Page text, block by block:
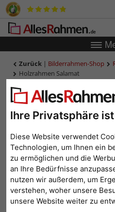
Ihre Privatsphäre
Diese Website verwendet
Technologien, um Ihnen ein
zu ermöglichen und die
an Ihre Bedürfnisse
nutzen wir außerdem, um
verstehen, woher unsere
unsere Website weiter zu
Zurück | Bilderrahmen-Shop
Holzrahmen Salamat
Holzrahmen
Zurück